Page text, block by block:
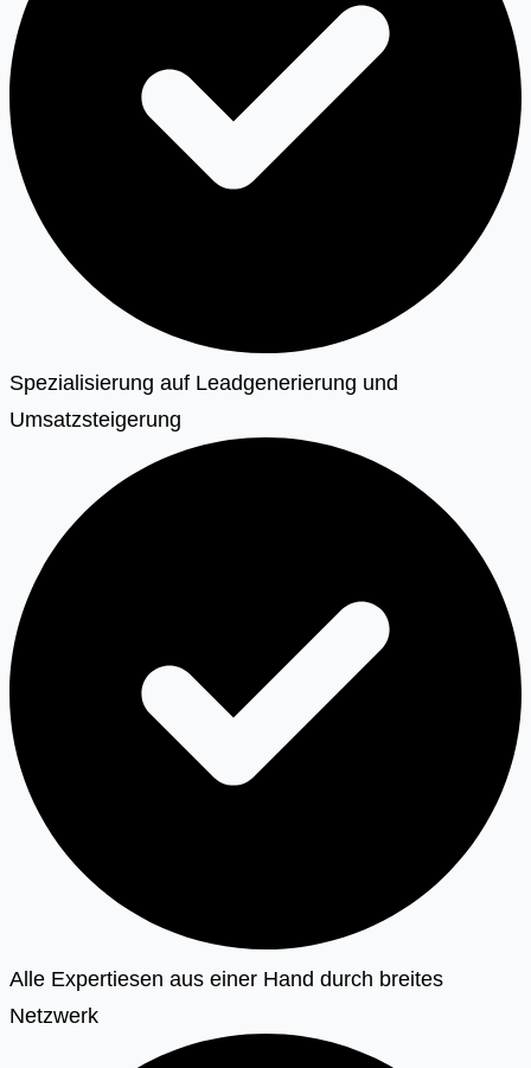
Spezialisierung auf Leadgenerierung und
Umsatzsteigerung
Alle Expertiesen aus einer Hand durch breites
Netzwerk